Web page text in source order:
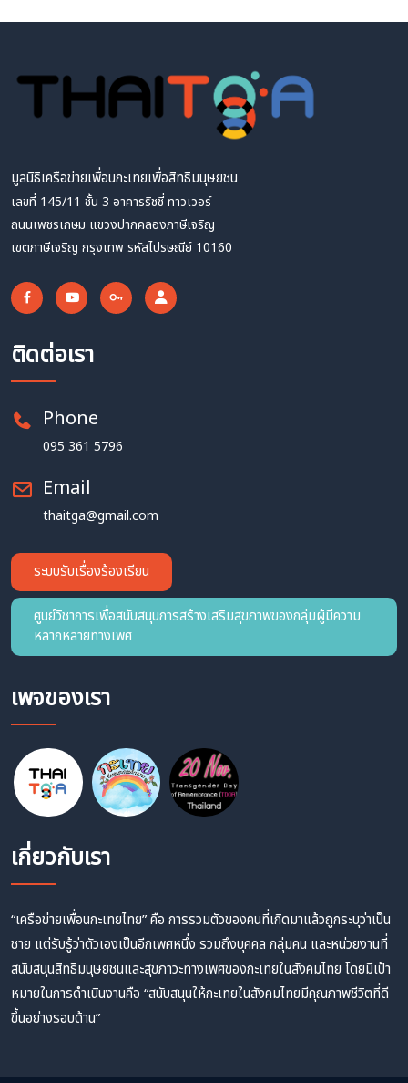
มูลนิธิเครือข่ายเพื่อนกะเทยเพื่อสิทธิมนุษยชน
เลขที่ 145/11 ชั้น 3 อาคารริชชี่ ทาวเวอร์
ถนนเพชรเกษม แขวงปากคลองภาษีเจริญ
เขตภาษีเจริญ กรุงเทพ รหัสไปรษณีย์ 10160
ติดต่อเรา
Phone
095 361 5796
Email
thaitga@gmail.com
ระบบรับเรื่องร้องเรียน
ศูนย์วิชาการเพื่อสนับสนุนการสร้างเสริมสุขภาพของกลุ่มผู้มีความ
หลากหลายทางเพศ
เพจของเรา
เกี่ยวกับเรา
“เครือข่ายเพื่อนกะเทยไทย” คือ การรวมตัวของคนที่เกิดมาแล้วถูกระบุว่าเป็น
ชาย แต่รับรู้ว่าตัวเองเป็นอีกเพศหนึ่ง รวมถึงบุคคล กลุ่มคน และหน่วยงานที่
สนับสนุนสิทธิมนุษยชนและสุขภาวะทางเพศของกะเทยในสังคมไทย โดยมีเป้า
หมายในการดำเนินงานคือ “สนับสนุนให้กะเทยในสังคมไทยมีคุณภาพชีวิตที่ดี
ขึ้นอย่างรอบด้าน”